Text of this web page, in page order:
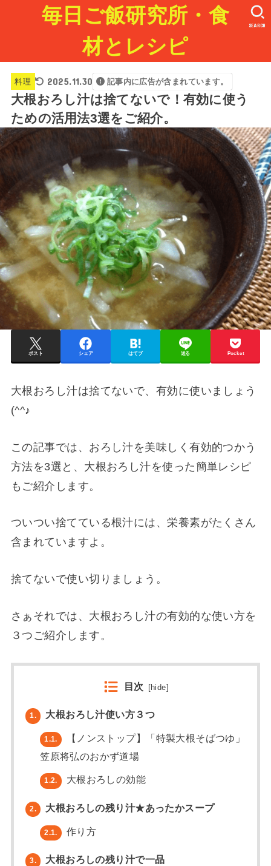
毎日ご飯研究所・食
材とレシピ
SEARCH
料理 2025.11.30 記事内に広告が含まれています。
大根おろし汁は捨てないで！有効に使う
ための活用法3選をご紹介。
ポスト シェア はてブ 送る Pocket
大根おろし汁は捨てないで、有効に使いましょう
(^^♪
この記事では、おろし汁を美味しく有効的つかう
方法を3選と、大根おろし汁を使った簡単レシピ
もご紹介します。
ついつい捨てている根汁には、栄養素がたくさん
含まれていますよ。
捨てないで使い切りましょう。
さぁそれでは、大根おろし汁の有効的な使い方を
３つご紹介します。
目次 [hide]
1. 大根おろし汁使い方３つ
1.1.
【ノンストップ】「特製大根そばつゆ」
笠原将弘のおかず道場
1.2. 大根おろしの効能
2. 大根おろしの残り汁★あったかスープ
2.1. 作り方
3. 大根おろしの残り汁で一品